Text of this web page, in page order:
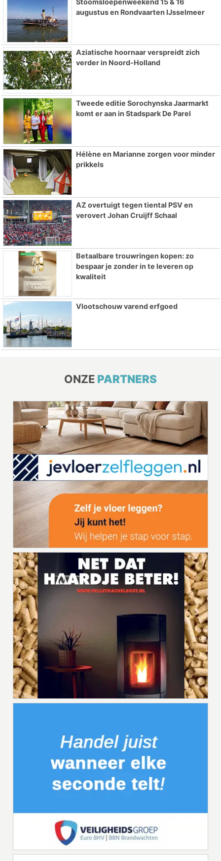
augustus en Rondvaarten IJsselmeer
Aziatische hoornaar verspreidt zich
verder in Noord-Holland
Tweede editie Sorochynska Jaarmarkt
komt er aan in Stadspark De Parel
Hélène en Marianne zorgen voor minder
prikkels
AZ overtuigt tegen tiental PSV en
verovert Johan Cruijff Schaal
Betaalbare trouwringen kopen: zo
bespaar je zonder in te leveren op
kwaliteit
Vlootschouw varend erfgoed
ONZE PARTNERS